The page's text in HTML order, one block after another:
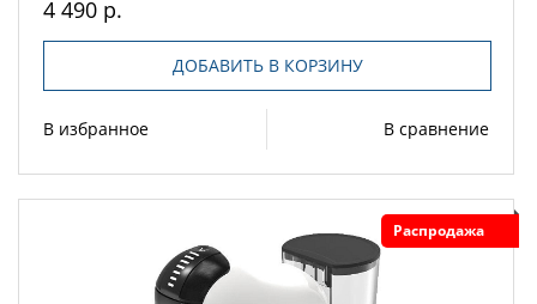
4 490 р.
ДОБАВИТЬ В КОРЗИНУ
В избранное В сравнение
Распродажа